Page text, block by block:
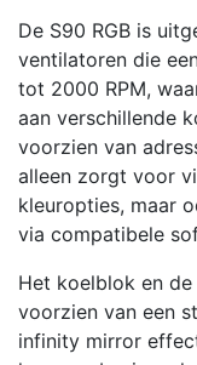
De S90 RGB is
ventilatoren die
tot 2000 RPM,
aan verschillende
voorzien van
alleen zorgt voor
kleuropties, maar
via compatibele
Het koelblok en
voorzien van een
infinity mirror